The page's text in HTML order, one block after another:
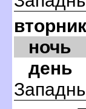
ночь
день